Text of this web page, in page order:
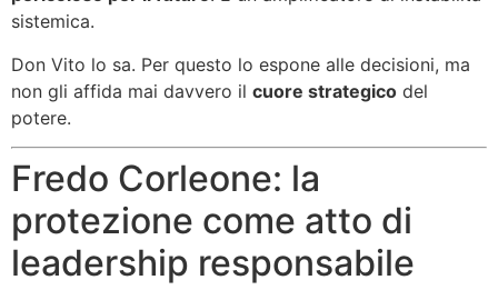
sistemica.
Don Vito lo sa. Per questo lo espone alle decisioni, ma
non gli affida mai davvero il cuore strategico del
potere.
Fredo Corleone: la
protezione come atto di
leadership responsabile